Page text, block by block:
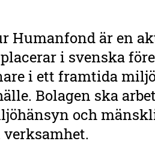
Humanfond är en
i svenska
i ett framtida
Bolagen ska
och